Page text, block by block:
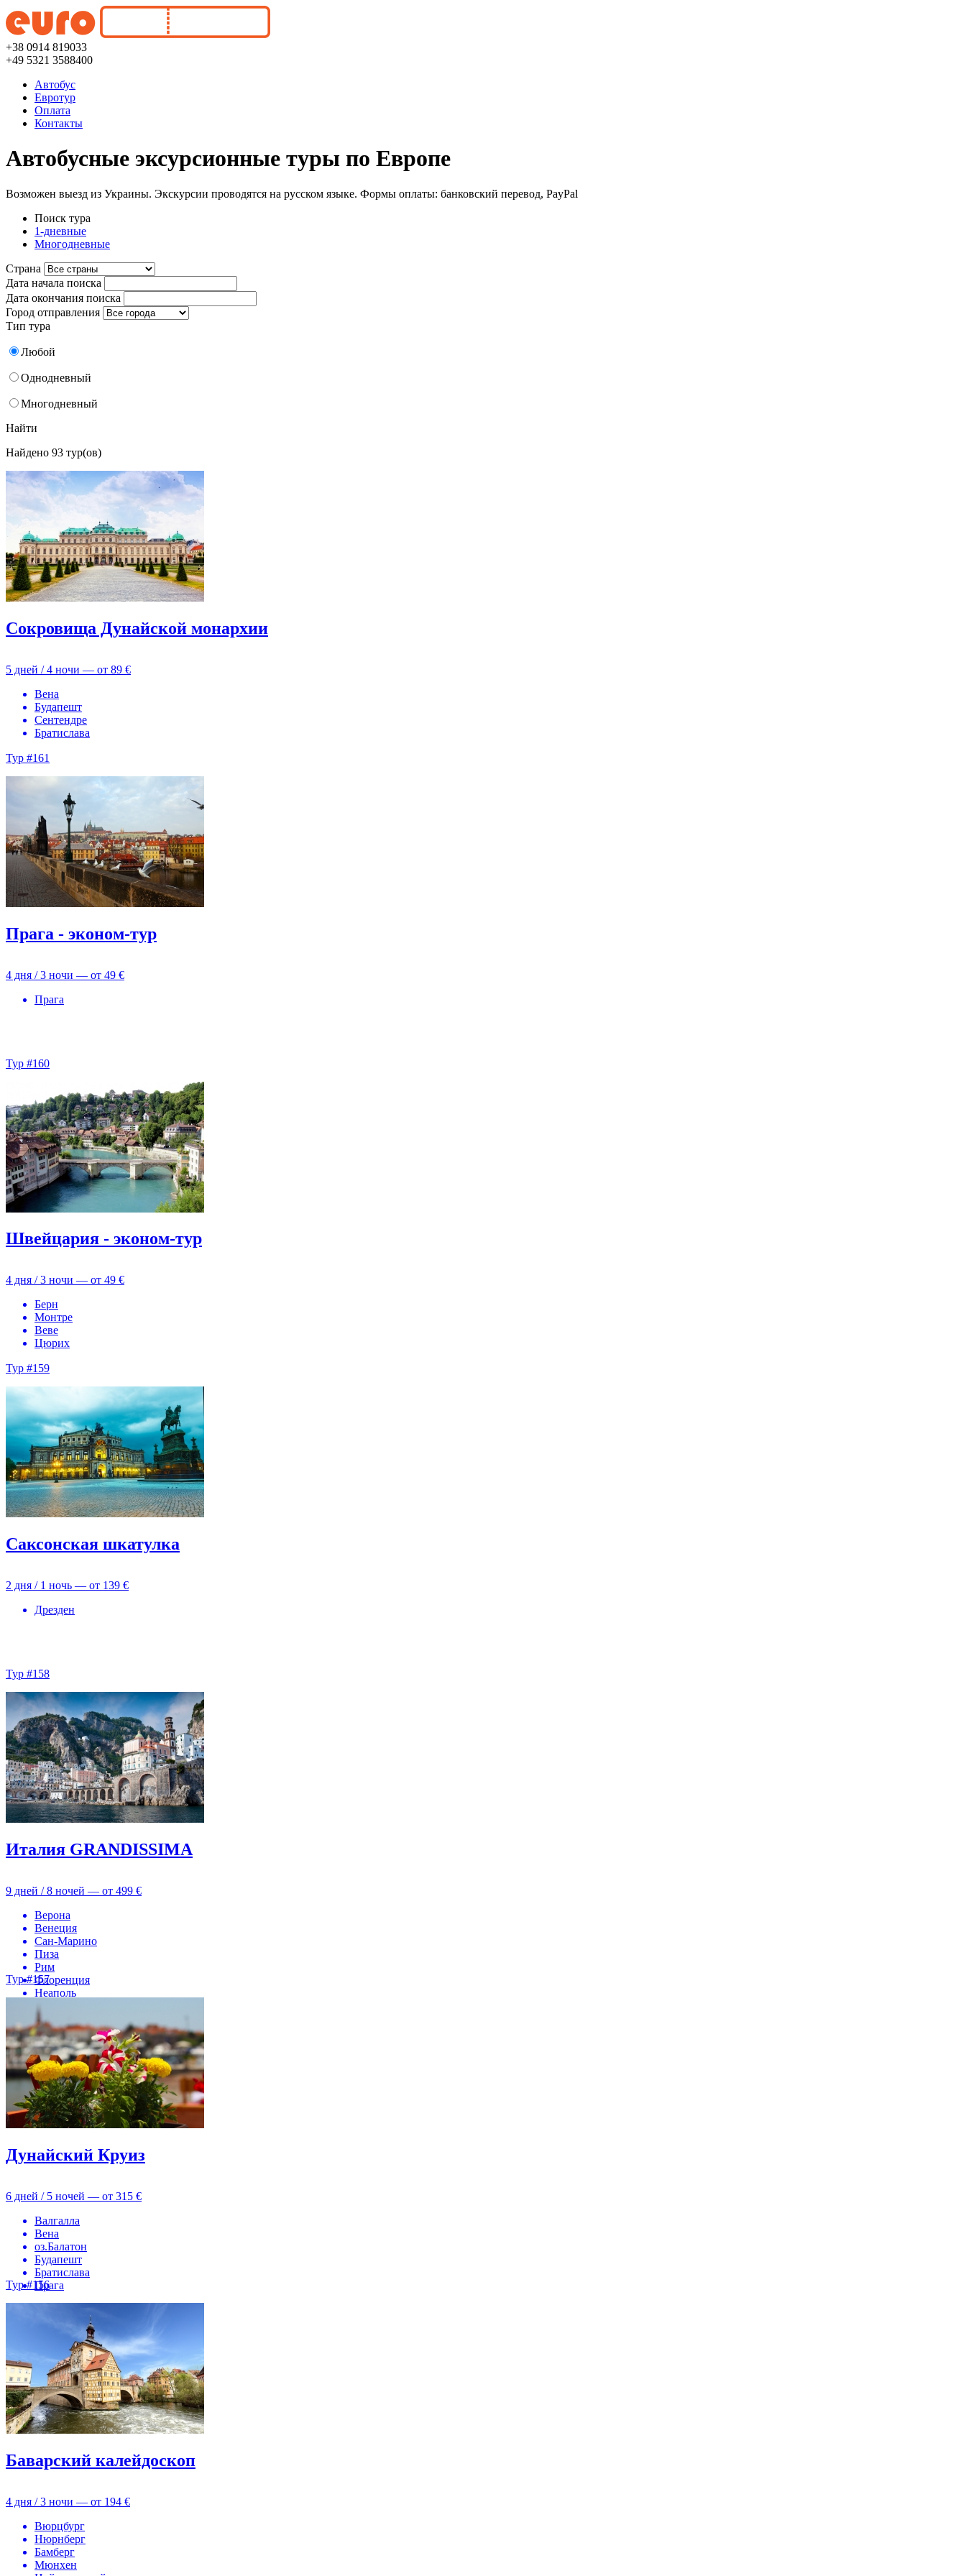
+38 0914 819033
+49 5321 3588400
Автобус
Евротур
Оплата
Контакты
Автобусные эксурсионные туры по Европе
Возможен выезд из Украины. Экскурсии проводятся на русском языке. Формы оплаты: банковский перевод, PayPal
Поиск тура
1-дневные
Многодневные
Страна
Дата начала поиска
Дата окончания поиска
Город отправления
Тип тура
Любой
Однодневный
Многодневный
Найти
Найдено 93 тур(ов)
Сокровища Дунайской монархии
5 дней / 4 ночи — от 89 €
Вена
Будапешт
Сентендре
Братислава
Тур #161
Прага - эконом-тур
4 дня / 3 ночи — от 49 €
Прага
Тур #160
Швейцария - эконом-тур
4 дня / 3 ночи — от 49 €
Берн
Монтре
Веве
Цюрих
Тур #159
Саксонская шкатулка
2 дня / 1 ночь — от 139 €
Дрезден
Тур #158
Италия GRANDISSIMA
9 дней / 8 ночей — от 499 €
Верона
Венеция
Сан-Марино
Пиза
Рим
Флоренция
Неаполь
Помпеи
Тур #157
Дунайский Круиз
6 дней / 5 ночей — от 315 €
Валгалла
Вена
оз.Балатон
Будапешт
Братислава
Прага
Тур #156
Баварский калейдоскоп
4 дня / 3 ночи — от 194 €
Вюрцбург
Нюрнберг
Бамберг
Мюнхен